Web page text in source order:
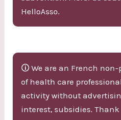
HelloAsso.
🛈 We are an French
of health care
activity without
interest, subsidies.